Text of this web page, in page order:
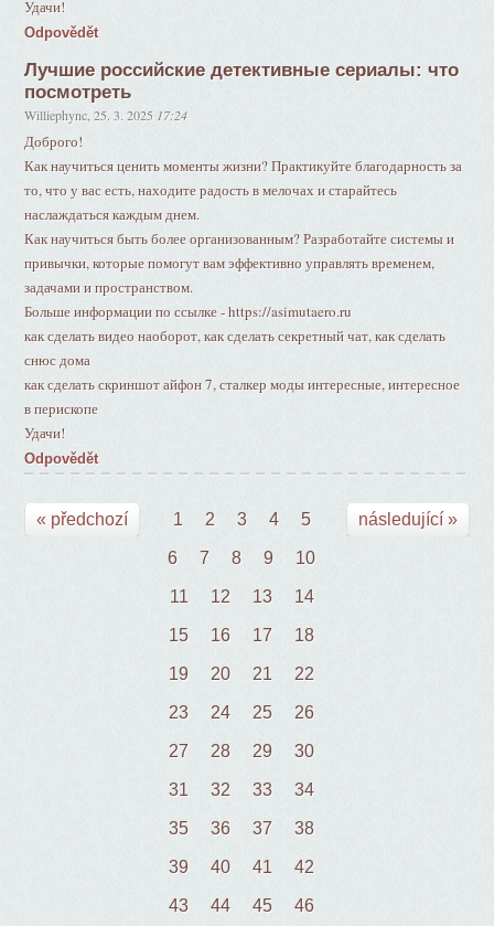
Удачи!
Odpovědět
Лучшие российские детективные сериалы: что
посмотреть
Williephync ,25. 3. 2025 17:24
Доброго!
Как научиться ценить моменты жизни? Практикуйте благодарность за
то, что у вас есть, находите радость в мелочах и старайтесь
наслаждаться каждым днем.
Как научиться быть более организованным? Разработайте системы и
привычки, которые помогут вам эффективно управлять временем,
задачами и пространством.
Больше информации по ссылке - https://asimutaero.ru
как сделать видео наоборот, как сделать секретный чат, как сделать
снюс дома
как сделать скриншот айфон 7, сталкер моды интересные, интересное
в перископе
Удачи!
Odpovědět
« předchozí 1 2 3 4 5
6 7 8 9 10
11 12 13 14
15 16 17 18
19 20 21 22
23 24 25 26
27 28 29 30
31 32 33 34
35 36 37 38
39 40 41 42
43 44 45 46
následující »